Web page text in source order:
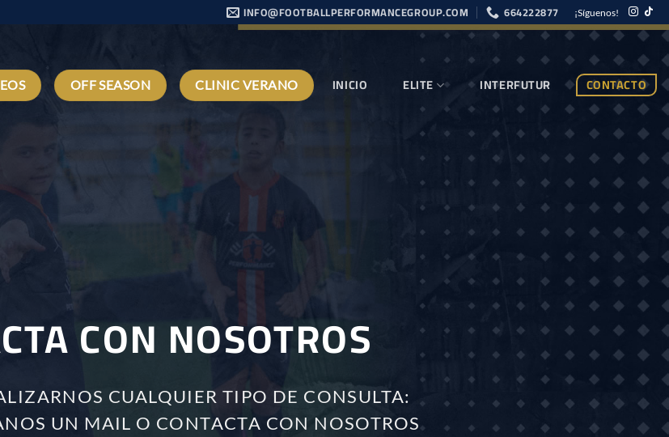
INFO@FOOTBALLPERFORMANCEGROUP.COM 664222877 ¡Síguenos!
OFF SEASON CLINIC VERANO INICIO ELITE INTERFUTUR CONTACTO
CON NOSOTROS
CUALQUIER TIPO DE CONSULTA:
UN MAIL O CONTACTA CON NOSOTROS